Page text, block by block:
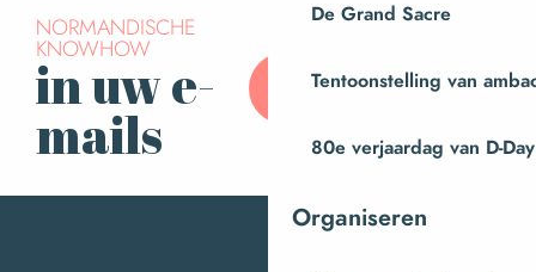
De Grand Sacre
Tentoonstelling van
80e verjaardag van D-Day
Organiseren
NORMANDISCHE
KNOWHOW
in uw e-
mails
Abonneer u op onze